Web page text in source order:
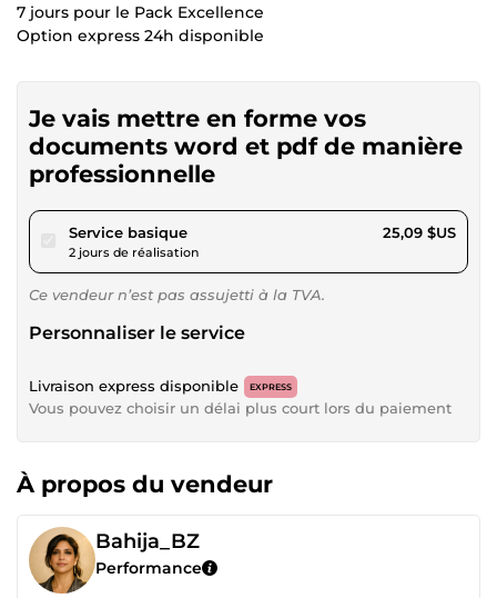
7 jours pour le Pack Excellence
Option express 24h disponible
Je vais mettre en forme vos
documents word et pdf de manière
professionnelle
Service basiquepour 23,12 $US
2 jours de réalisation
25,09 $US
Ce vendeur n’est pas assujetti à la TVA.
Personnaliser le service
Livraison express disponible EXPRESS
Vous pouvez choisir un délai plus court lors du paiement
À propos du vendeur
Bahija_BZ
Performance